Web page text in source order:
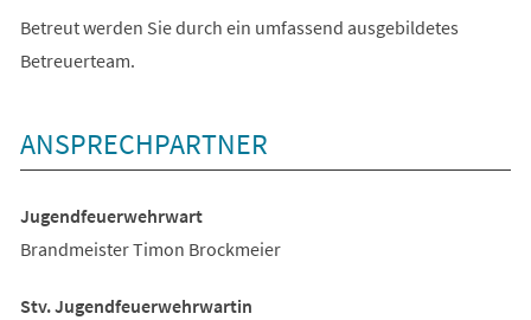
Betreut werden Sie durch ein umfassend ausgebildetes
Betreuerteam.
ANSPRECHPARTNER
Jugendfeuerwehrwart
Brandmeister Timon Brockmeier
Stv. Jugendfeuerwehrwartin